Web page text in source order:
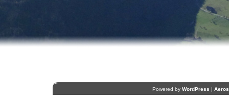
Powered by WordPress |